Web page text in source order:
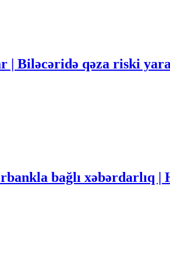
| Biləcəridə qəza riski
bağlı xəbərdarlıq